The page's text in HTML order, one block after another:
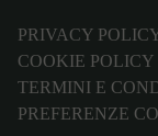
PRIVACY
COOKIE POLICY
TERMINI E
PREFERENZE